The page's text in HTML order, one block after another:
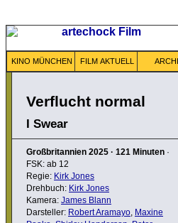
KINO MÜNCHEN FILM AKTUELL
Verflucht normal
I Swear
Großbritannien 2025 · 121 Minuten ·
FSK: ab 12
Regie: Kirk Jones
Drehbuch: Kirk Jones
Kamera: James Blann
Darsteller: Robert Aramayo, Maxine